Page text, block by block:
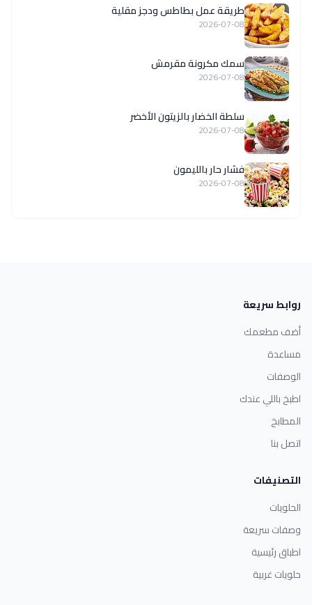
طريقة عمل بطاطس ودجز مقلية
2026-07-08
سمك مكرونة مقرمش
2026-07-08
سلطة الخضار بالزيتون الأخضر
2026-07-08
فشار حار بالليمون
2026-07-08
روابط سريعة
أضف مطعمك
مساعدة
الوصفات
اطبخ باللي عندك
المطابخ
اتصل بنا
التصنيفات
الحلويات
وصفات سريعة
اطباق رئيسية
حلويات غربية